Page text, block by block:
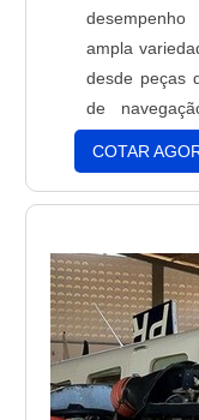
ampla
desde peças
de
sistemas
exaustão,
de ar
com
projetados
normas de
testados e
COTAR